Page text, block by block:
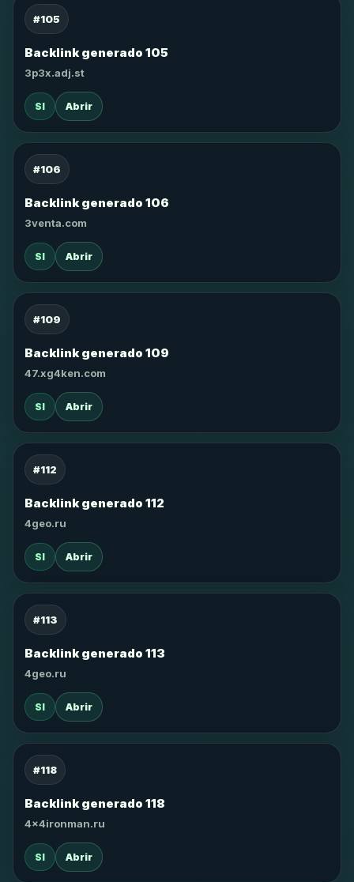
#105
Backlink generado 105
3p3x.adj.st
SI Abrir
#106
Backlink generado 106
3venta.com
SI Abrir
#109
Backlink generado 109
47.xg4ken.com
SI Abrir
#112
Backlink generado 112
4geo.ru
SI Abrir
#113
Backlink generado 113
4geo.ru
SI Abrir
#118
Backlink generado 118
4x4ironman.ru
SI Abrir